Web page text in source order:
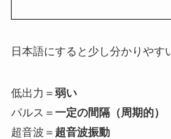
日本語にすると少し分かりやす
低出力＝ 弱い
パルス＝ 一定の間隔（周期的）
超音波＝ 超音波振動